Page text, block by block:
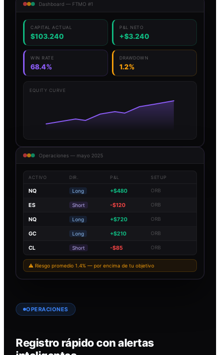
Dashboard — FTMO #1
CAPITAL ACTUAL
$103.240
P&L NETO
+$3.240
WIN RATE
68.4%
DRAWDOWN
1.2%
EQUITY CURVE
Operaciones — mayo 2025
ACTIVO DIR. P&L SETUP
NQ Long +$480 ORB
ES Short -$120 ORB
NQ Long +$720 ORB
GC Long +$210 ORB
CL Short -$85 ORB
⚠ Riesgo promedio 1.4% — por encima de tu objetivo
OPERACIONES
Registro rápido con alertas